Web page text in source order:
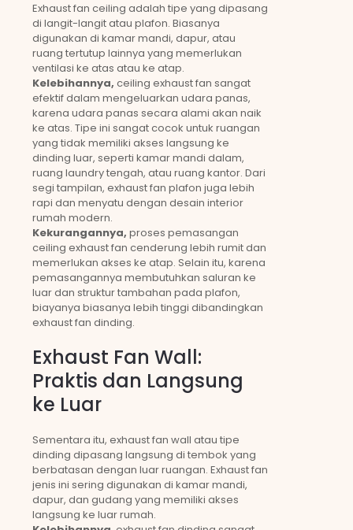
Exhaust fan ceiling adalah tipe yang dipasang
di langit-langit atau plafon. Biasanya
digunakan di kamar mandi, dapur, atau
ruang tertutup lainnya yang memerlukan
ventilasi ke atas atau ke atap.
Kelebihannya, ceiling exhaust fan sangat
efektif dalam mengeluarkan udara panas,
karena udara panas secara alami akan naik
ke atas. Tipe ini sangat cocok untuk ruangan
yang tidak memiliki akses langsung ke
dinding luar, seperti kamar mandi dalam,
ruang laundry tengah, atau ruang kantor. Dari
segi tampilan, exhaust fan plafon juga lebih
rapi dan menyatu dengan desain interior
rumah modern.
Kekurangannya, proses pemasangan
ceiling exhaust fan cenderung lebih rumit dan
memerlukan akses ke atap. Selain itu, karena
pemasangannya membutuhkan saluran ke
luar dan struktur tambahan pada plafon,
biayanya biasanya lebih tinggi dibandingkan
exhaust fan dinding.
Exhaust Fan Wall:
Praktis dan Langsung
ke Luar
Sementara itu, exhaust fan wall atau tipe
dinding dipasang langsung di tembok yang
berbatasan dengan luar ruangan. Exhaust fan
jenis ini sering digunakan di kamar mandi,
dapur, dan gudang yang memiliki akses
langsung ke luar rumah.